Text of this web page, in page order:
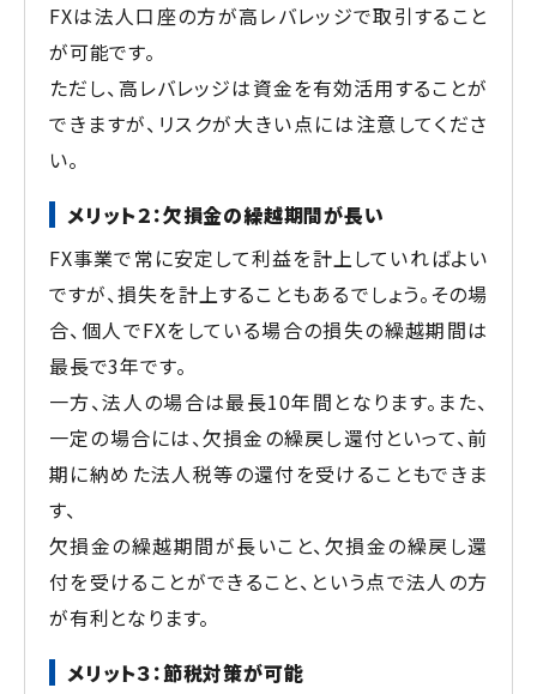
FXは法人口座の方が高レバレッジで取引すること
が可能です。
ただし、高レバレッジは資金を有効活用することが
できますが、リスクが大きい点には注意してくださ
い。
メリット２：欠損金の繰越期間が長い
FX事業で常に安定して利益を計上していればよい
ですが、損失を計上することもあるでしょう。その場
合、個人でFXをしている場合の損失の繰越期間は
最長で3年です。
一方、法人の場合は最長10年間となります。また、
一定の場合には、欠損金の繰戻し還付といって、前
期に納めた法人税等の還付を受けることもできま
す、
欠損金の繰越期間が長いこと、欠損金の繰戻し還
付を受けることができること、という点で法人の方
が有利となります。
メリット３：節税対策が可能